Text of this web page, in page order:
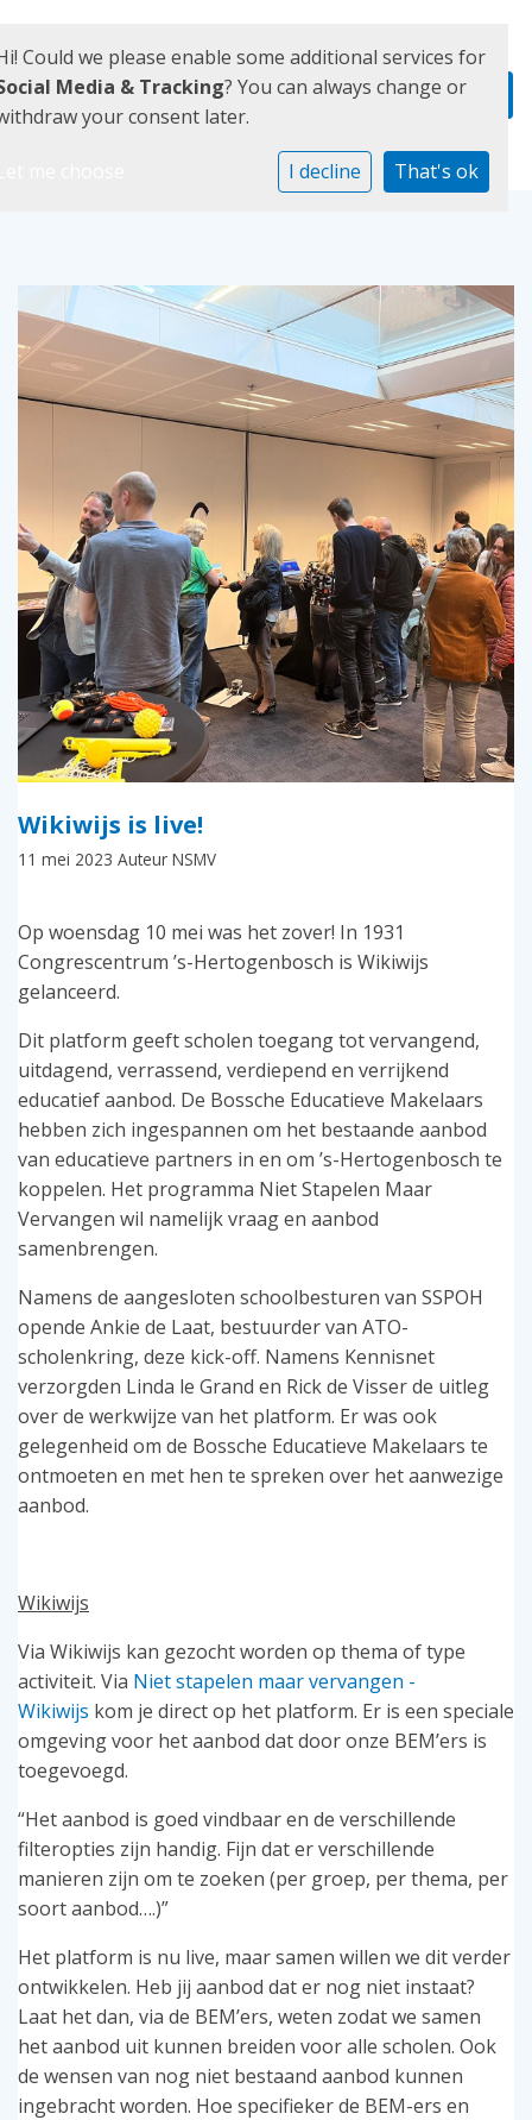
Wikiwijs is live!
11 mei 2023 Auteur NSMV
Op woensdag 10 mei was het zover! In 1931
Congrescentrum ’s-Hertogenbosch is Wikiwijs
gelanceerd.
Dit platform geeft scholen toegang tot vervangend,
uitdagend, verrassend, verdiepend en verrijkend
educatief aanbod. De Bossche Educatieve Makelaars
hebben zich ingespannen om het bestaande aanbod
van educatieve partners in en om ’s-Hertogenbosch te
koppelen. Het programma Niet Stapelen Maar
Vervangen wil namelijk vraag en aanbod
samenbrengen.
Namens de aangesloten schoolbesturen van SSPOH
opende Ankie de Laat, bestuurder van ATO-
scholenkring, deze kick-off. Namens Kennisnet
verzorgden Linda le Grand en Rick de Visser de uitleg
over de werkwijze van het platform. Er was ook
gelegenheid om de Bossche Educatieve Makelaars te
ontmoeten en met hen te spreken over het aanwezige
aanbod.
Wikiwijs
Via Wikiwijs kan gezocht worden op thema of type
activiteit. Via Niet stapelen maar vervangen -
Wikiwijs kom je direct op het platform. Er is een speciale
omgeving voor het aanbod dat door onze BEM’ers is
toegevoegd.
“Het aanbod is goed vindbaar en de verschillende
filteropties zijn handig. Fijn dat er verschillende
manieren zijn om te zoeken (per groep, per thema, per
soort aanbod….)”
Het platform is nu live, maar samen willen we dit verder
ontwikkelen. Heb jij aanbod dat er nog niet instaat?
Laat het dan, via de BEM’ers, weten zodat we samen
het aanbod uit kunnen breiden voor alle scholen. Ook
de wensen van nog niet bestaand aanbod kunnen
ingebracht worden. Hoe specifieker de BEM-ers en
Could we please enable some additional services for
Media & Tracking? You can always change or
your consent later.
I decline That's ok